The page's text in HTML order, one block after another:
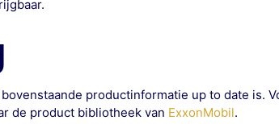
productinformatie up to date is.
de product bibliotheek van ExxonMobil.